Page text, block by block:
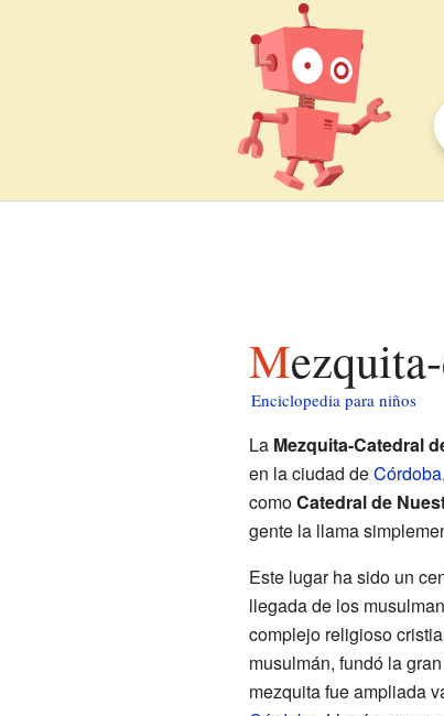
Enciclopedia para niños
La Mezquita-Catedral
en la ciudad deCórdoba,
comoCatedral de
gente la llama
Este lugar ha sido un
llegada de los
complejo religioso
musulmán, fundó la
mezquita fue ampliada